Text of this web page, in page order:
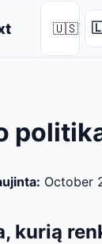
🇺🇸
October
kurią